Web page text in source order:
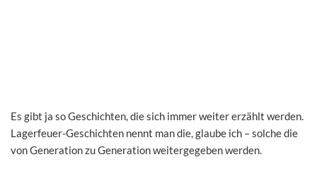
Es gibt ja so Geschichten, die sich immer weiter erzählt werden.
Lagerfeuer-Geschichten nennt man die, glaube ich – solche die
von Generation zu Generation weitergegeben werden.